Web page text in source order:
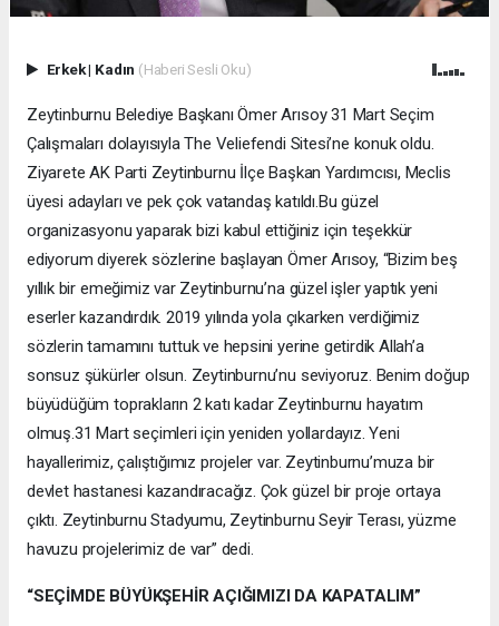
Erkek| Kadın (Haberi Sesli Oku)
Zeytinburnu Belediye Başkanı Ömer Arısoy 31 Mart Seçim
Çalışmaları dolayısıyla The Veliefendi Sitesi’ne konuk oldu.
Ziyarete AK Parti Zeytinburnu İlçe Başkan Yardımcısı, Meclis
üyesi adayları ve pek çok vatandaş katıldı.Bu güzel
organizasyonu yaparak bizi kabul ettiğiniz için teşekkür
ediyorum diyerek sözlerine başlayan Ömer Arısoy, “Bizim beş
yıllık bir emeğimiz var Zeytinburnu’na güzel işler yaptık yeni
eserler kazandırdık. 2019 yılında yola çıkarken verdiğimiz
sözlerin tamamını tuttuk ve hepsini yerine getirdik Allah’a
sonsuz şükürler olsun. Zeytinburnu’nu seviyoruz. Benim doğup
büyüdüğüm toprakların 2 katı kadar Zeytinburnu hayatım
olmuş.31 Mart seçimleri için yeniden yollardayız. Yeni
hayallerimiz, çalıştığımız projeler var. Zeytinburnu’muza bir
devlet hastanesi kazandıracağız. Çok güzel bir proje ortaya
çıktı. Zeytinburnu Stadyumu, Zeytinburnu Seyir Terası, yüzme
havuzu projelerimiz de var” dedi.
“SEÇİMDE BÜYÜKŞEHİR AÇIĞIMIZI DA KAPATALIM”